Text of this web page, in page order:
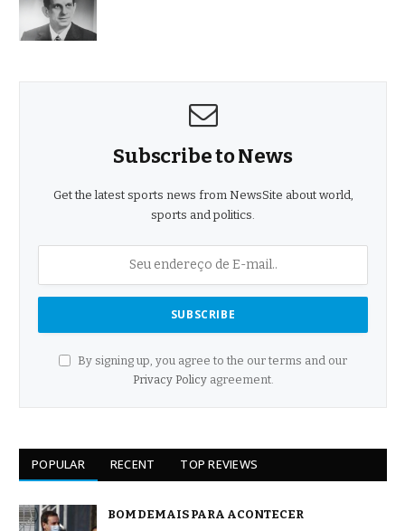
Subscribe to News
Get the latest sports news from NewsSite about world,
sports and politics.
By signing up, you agree to the our terms and our
Privacy Policyagreement.
POPULAR RECENT TOP REVIEWS
BOM DEMAIS PARA ACONTECER